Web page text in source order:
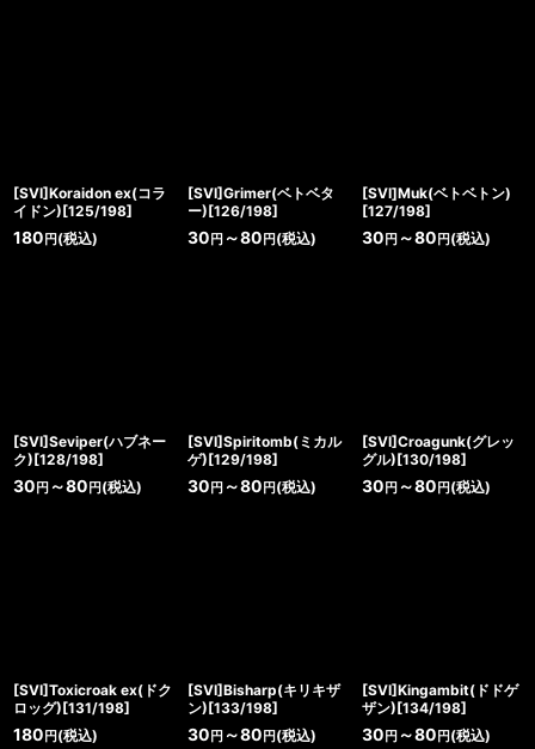
[SVI]Koraidon ex(コラ
イドン)[125/198]
180 円 (税込)
[SVI]Grimer(ベトベタ
ー)[126/198]
30 円～80 円(税込)
[SVI]Muk(ベトベトン)
[127/198]
30 円～80 円(税込)
[SVI]Seviper(ハブネー
ク)[128/198]
30 円 ～80 円 (税込)
[SVI]Spiritomb(ミカル
ゲ)[129/198]
30 円～80 円(税込)
[SVI]Croagunk(グレッ
グル)[130/198]
30 円～80 円(税込)
[SVI]Toxicroak ex(ドク
ロッグ)[131/198]
180 円 (税込)
[SVI]Bisharp(キリキザ
ン)[133/198]
30 円～80 円(税込)
[SVI]Kingambit(ドドゲ
ザン)[134/198]
30 円～80 円(税込)